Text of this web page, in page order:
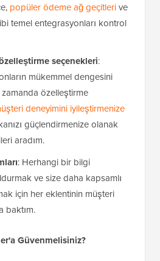
popüler ödeme ağ geçitlerive
temel entegrasyonları kontrol
seçenekleri:
mükemmel dengesini
zamanda özelleştirme
deneyimini iyileştirmenize
güçlendirmenize olanak
aradım.
: Herhangi bir bilgi
ve size daha kapsamlı
için her eklentinin müşteri
baktım.
Güvenmelisiniz?